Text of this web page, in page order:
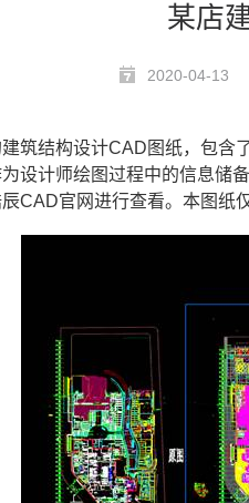
某店
2020-04-13
筑结构设计CAD图纸，包含
设计师绘图过程中的信息储
CAD官网进行查看。本图纸